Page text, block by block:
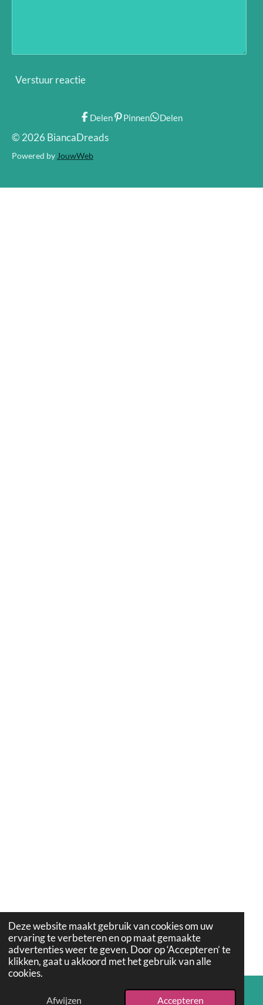
Deze website maakt gebruik van cookies om uw
ervaring te verbeteren en op maat gemaakte
advertenties weer te geven. Door op ‘Accepteren’ te
klikken, gaat u akkoord met het gebruik van alle
cookies.
Afwijzen Accepteren
Verstuur reactie
Delen Pinnen Delen
© 2026 BiancaDreads
Powered by JouwWeb